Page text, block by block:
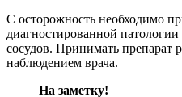
С осторожность необходимо
диагностированной
сосудов. Принимать препарат
наблюдением врача.
На заметку!